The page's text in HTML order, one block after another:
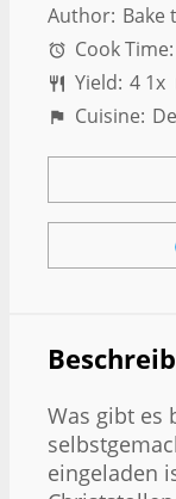
Author: Bake
Cook Time:
Yield: 4 1x
Cuisine:
Was gibt es
eingeladen